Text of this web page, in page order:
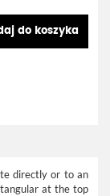
do koszyka
directly or to an
at the top